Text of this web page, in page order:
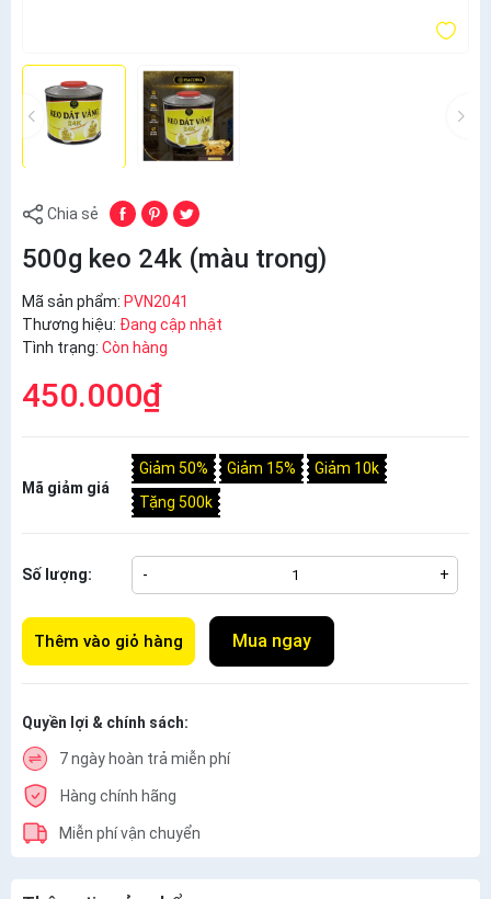
Chia sẻ
500g keo 24k (màu trong)
Mã sản phẩm: PVN2041
Thương hiệu: Đang cập nhật
Tình trạng: Còn hàng
450.000₫
Mã giảm giá
Giảm 50% Giảm 15%
Giảm 10k
Tặng 500k
Số lượng: - +
Thêm vào giỏ hàng Mua ngay
Quyền lợi & chính sách:
7 ngày hoàn trả miễn phí
Hàng chính hãng
Miễn phí vận chuyển